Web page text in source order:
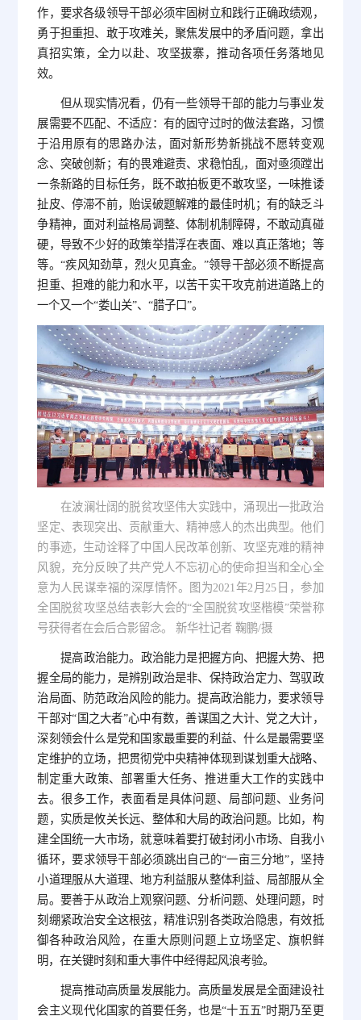
作，要求各级领导干部必须牢固树立和践行正确政绩观，
勇于担重担、敢于攻难关，聚焦发展中的矛盾问题，拿出
真招实策，全力以赴、攻坚拔寨，推动各项任务落地见
效。
但从现实情况看，仍有一些领导干部的能力与事业发
展需要不匹配、不适应：有的固守过时的做法套路，习惯
于沿用原有的思路办法，面对新形势新挑战不愿转变观
念、突破创新；有的畏难避责、求稳怕乱，面对亟须蹚出
一条新路的目标任务，既不敢拍板更不敢攻坚，一味推诿
扯皮、停滞不前，贻误破题解难的最佳时机；有的缺乏斗
争精神，面对利益格局调整、体制机制障碍，不敢动真碰
硬，导致不少好的政策举措浮在表面、难以真正落地；等
等。“疾风知劲草，烈火见真金。”领导干部必须不断提高
担重、担难的能力和水平，以苦干实干攻克前进道路上的
一个又一个“娄山关”、“腊子口”。
在波澜壮阔的脱贫攻坚伟大实践中，涌现出一批政治
坚定、表现突出、贡献重大、精神感人的杰出典型。他们
的事迹，生动诠释了中国人民改革创新、攻坚克难的精神
风貌，充分反映了共产党人不忘初心的使命担当和全心全
意为人民谋幸福的深厚情怀。图为2021年2月25日，参加
全国脱贫攻坚总结表彰大会的“全国脱贫攻坚楷模”荣誉称
号获得者在会后合影留念。 新华社记者 鞠鹏/摄
提高政治能力。政治能力是把握方向、把握大势、把
握全局的能力，是辨别政治是非、保持政治定力、驾驭政
治局面、防范政治风险的能力。提高政治能力，要求领导
干部对“国之大者”心中有数，善谋国之大计、党之大计，
深刻领会什么是党和国家最重要的利益、什么是最需要坚
定维护的立场，把贯彻党中央精神体现到谋划重大战略、
制定重大政策、部署重大任务、推进重大工作的实践中
去。很多工作，表面看是具体问题、局部问题、业务问
题，实质是攸关长远、整体和大局的政治问题。比如，构
建全国统一大市场，就意味着要打破封闭小市场、自我小
循环，要求领导干部必须跳出自己的“一亩三分地”，坚持
小道理服从大道理、地方利益服从整体利益、局部服从全
局。要善于从政治上观察问题、分析问题、处理问题，时
刻绷紧政治安全这根弦，精准识别各类政治隐患，有效抵
御各种政治风险，在重大原则问题上立场坚定、旗帜鲜
明，在关键时刻和重大事件中经得起风浪考验。
提高推动高质量发展能力。高质量发展是全面建设社
会主义现代化国家的首要任务，也是“十五五”时期乃至更